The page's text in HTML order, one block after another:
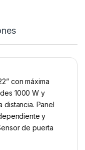
con máxima
1000 W y
distancia. Panel
y
de puerta